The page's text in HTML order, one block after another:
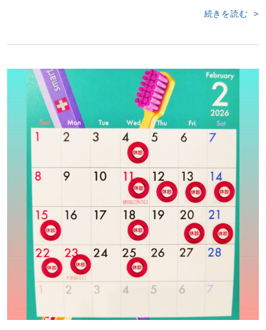
続きを読む